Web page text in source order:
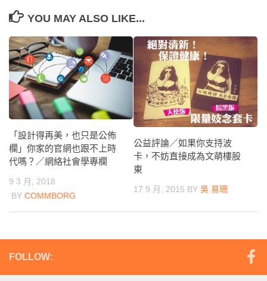
YOU MAY ALSO LIKE...
「設計得再美，也只是公佈
欄」你家的官網也跟不上時
代嗎？／網絡社會學專欄
9 3 月, 2018
BY COMMBORG
公益評論／如果你支持波
卡，不妨直接成為文萌樓股
東
17 9 月, 2015 BY 吳 易珊
FOLLOW: